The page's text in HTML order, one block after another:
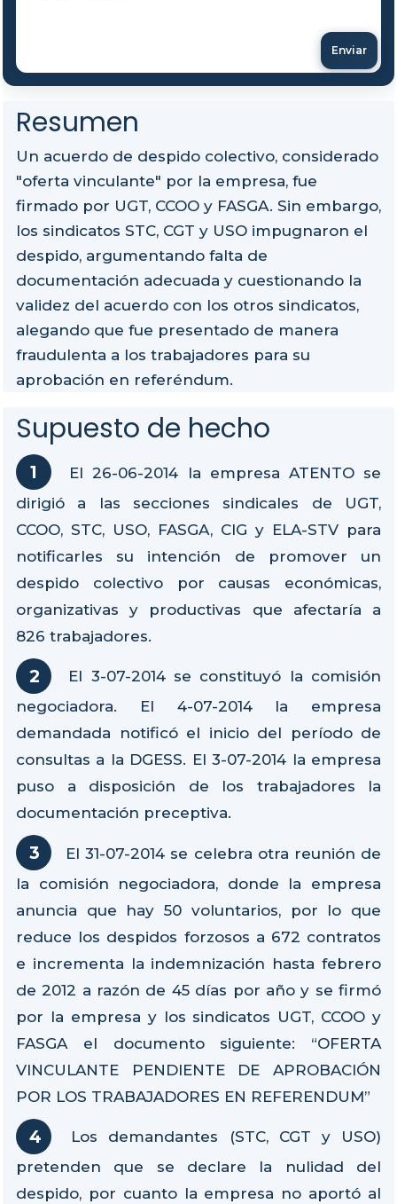
Enviar
Resumen
Un acuerdo de despido colectivo, considerado
"oferta vinculante" por la empresa, fue
firmado por UGT, CCOO y FASGA. Sin embargo,
los sindicatos STC, CGT y USO impugnaron el
despido, argumentando falta de
documentación adecuada y cuestionando la
validez del acuerdo con los otros sindicatos,
alegando que fue presentado de manera
fraudulenta a los trabajadores para su
aprobación en referéndum.
Supuesto de hecho
El 26-06-2014 la empresa ATENTO se
dirigió a las secciones sindicales de UGT,
CCOO, STC, USO, FASGA, CIG y ELA-STV para
notificarles su intención de promover un
despido colectivo por causas económicas,
organizativas y productivas que afectaría a
826 trabajadores.
El 3-07-2014 se constituyó la comisión
negociadora. El 4-07-2014 la empresa
demandada notificó el inicio del período de
consultas a la DGESS. El 3-07-2014 la empresa
puso a disposición de los trabajadores la
documentación preceptiva.
El 31-07-2014 se celebra otra reunión de
la comisión negociadora, donde la empresa
anuncia que hay 50 voluntarios, por lo que
reduce los despidos forzosos a 672 contratos
e incrementa la indemnización hasta febrero
de 2012 a razón de 45 días por año y se firmó
por la empresa y los sindicatos UGT, CCOO y
FASGA el documento siguiente: “OFERTA
VINCULANTE PENDIENTE DE APROBACIÓN
POR LOS TRABAJADORES EN REFERENDUM”
Los demandantes (STC, CGT y USO)
pretenden que se declare la nulidad del
despido, por cuanto la empresa no aportó al